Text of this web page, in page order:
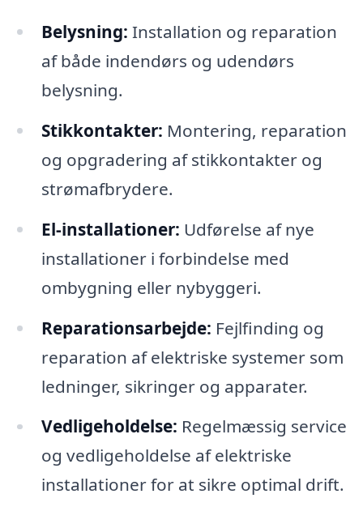
Belysning: Installation og reparation
af både indendørs og udendørs
belysning.
Stikkontakter: Montering, reparation
og opgradering af stikkontakter og
strømafbrydere.
El-installationer: Udførelse af nye
installationer i forbindelse med
ombygning eller nybyggeri.
Reparationsarbejde: Fejlfinding og
reparation af elektriske systemer som
ledninger, sikringer og apparater.
Vedligeholdelse: Regelmæssig service
og vedligeholdelse af elektriske
installationer for at sikre optimal drift.